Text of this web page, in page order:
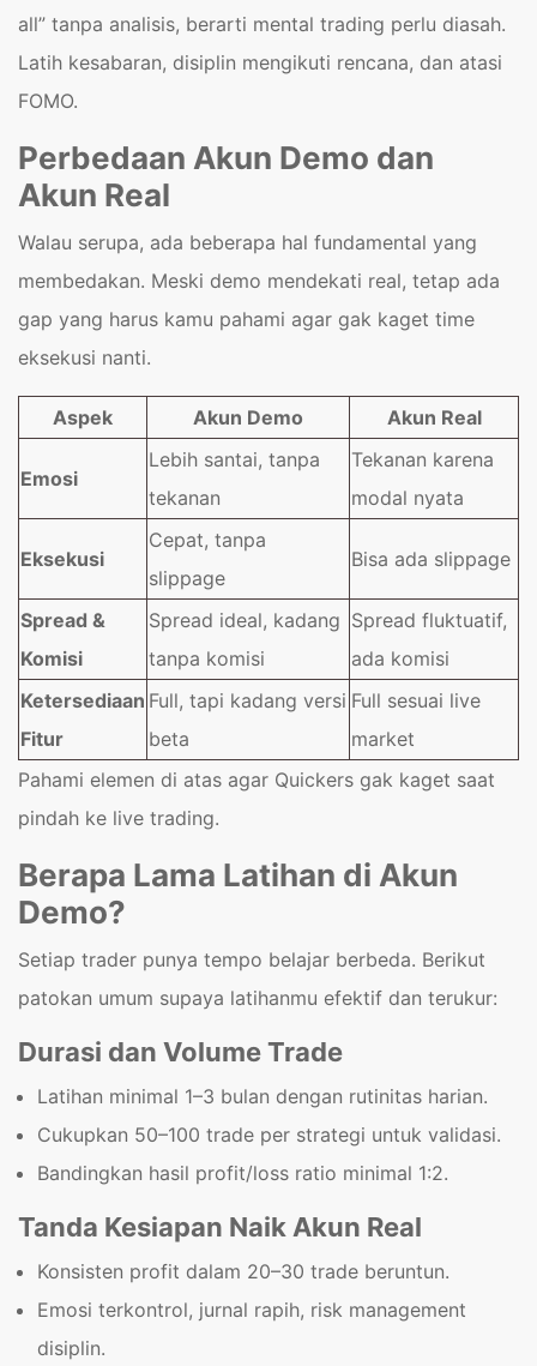
all” tanpa analisis, berarti mental trading perlu diasah.
Latih kesabaran, disiplin mengikuti rencana, dan atasi
FOMO.
Perbedaan Akun Demo dan
Akun Real
Walau serupa, ada beberapa hal fundamental yang
membedakan. Meski demo mendekati real, tetap ada
gap yang harus kamu pahami agar gak kaget time
eksekusi nanti.
Aspek Akun Demo Akun Real
Emosi
Lebih santai, tanpa
tekanan
Tekanan karena
modal nyata
Eksekusi
Cepat, tanpa
slippage
Bisa ada slippage
Spread &
Komisi
Spread ideal, kadang
tanpa komisi
Spread fluktuatif,
ada komisi
Ketersediaan
Fitur
Full, tapi kadang versi
beta
Full sesuai live
market
Pahami elemen di atas agar Quickers gak kaget saat
pindah ke live trading.
Berapa Lama Latihan di Akun
Demo?
Setiap trader punya tempo belajar berbeda. Berikut
patokan umum supaya latihanmu efektif dan terukur:
Durasi dan Volume Trade
Latihan minimal 1–3 bulan dengan rutinitas harian.
Cukupkan 50–100 trade per strategi untuk validasi.
Bandingkan hasil profit/loss ratio minimal 1:2.
Tanda Kesiapan Naik Akun Real
Konsisten profit dalam 20–30 trade beruntun.
Emosi terkontrol, jurnal rapih, risk management
disiplin.